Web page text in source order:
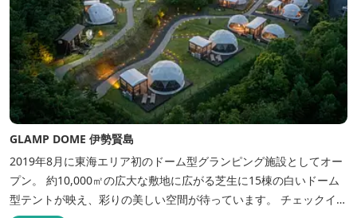
GLAMP DOME 伊勢賢島
2019年8月に東海エリア初のドーム型グランピング施設としてオー
プン。 約10,000㎡の広大な敷地に広がる芝生に15棟の白いドーム
型テントが映え、彩りの美しい空間が待っています。 チェックイン